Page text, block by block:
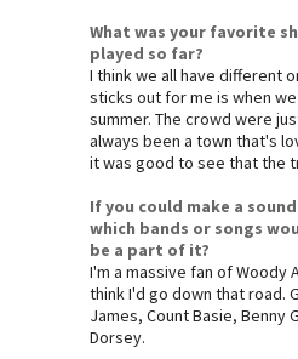
What was your favorite
played so far?
I think we all have different
sticks out for me is when
summer. The crowd were
always been a town that's
it was good to see that the
If you could make a
which bands or songs
be a part of it?
I'm a massive fan of Woody
think I'd go down that road.
James, Count Basie, Benny
Dorsey.